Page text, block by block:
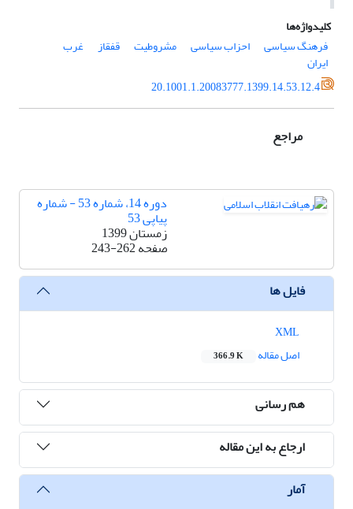
کلیدواژه‌ها
فرهنگ سیاسی
احزاب سیاسی مشروطیت قفقاز غرب
ایران
20.1001.1.20083777.1399.14.53.12.4
مراجع
دوره 14، شماره 53 - شماره
پیاپی 53
زمستان 1399
صفحه243-262
فایل ها
اصل مقاله
366.9 K
هم رسانی
ارجاع به این مقاله
آمار